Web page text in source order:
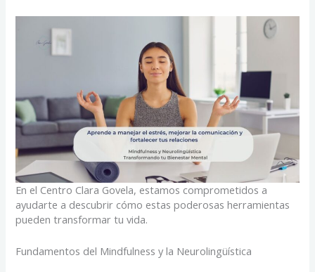
En el Centro Clara Govela, estamos comprometidos a
ayudarte a descubrir cómo estas poderosas herramientas
pueden transformar tu vida.
Fundamentos del Mindfulness y la Neurolingüística